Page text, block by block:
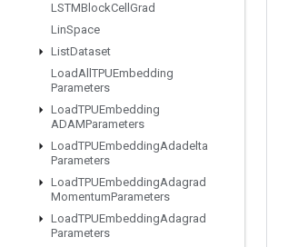
LSTMBlockCell Grad
LinSpace
ListDataset
LoadAll TPUEmbedding
Parameters
LoadTPUEmbedding
ADAMParameters
LoadTPUEmbeddingAdadelta
Parameters
LoadTPUEmbeddingAdagrad
MomentumParameters
LoadTPUEmbeddingAdagrad
Parameters